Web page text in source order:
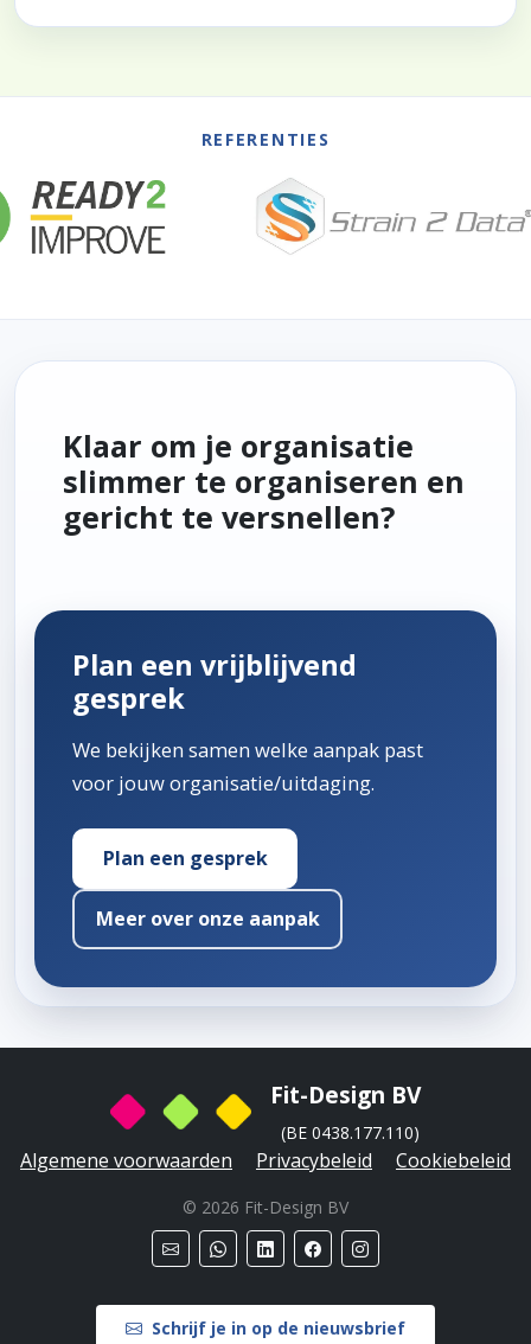
REFERENTIES
Klaar om je organisatie
slimmer te organiseren en
gericht te versnellen?
Plan een vrijblijvend
gesprek
We bekijken samen welke aanpak past
voor jouw organisatie/uitdaging.
Plan een gesprek
Meer over onze aanpak
Fit-Design BV
(BE 0438.177.110)
Algemene voorwaarden Privacybeleid Cookiebeleid
© 2026 Fit-Design BV
Schrijf je in op de nieuwsbrief